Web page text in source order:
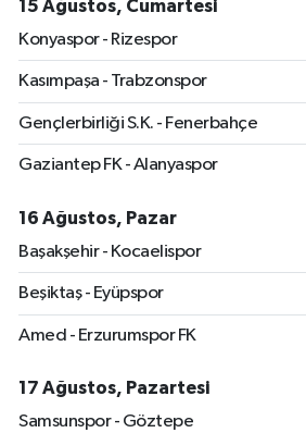
15 Ağustos, Cumartesi
Konyaspor - Rizespor
Kasımpaşa - Trabzonspor
Gençlerbirliği S.K. - Fenerbahçe
Gaziantep FK - Alanyaspor
16 Ağustos, Pazar
Başakşehir - Kocaelispor
Beşiktaş - Eyüpspor
Amed - Erzurumspor FK
17 Ağustos, Pazartesi
Samsunspor - Göztepe